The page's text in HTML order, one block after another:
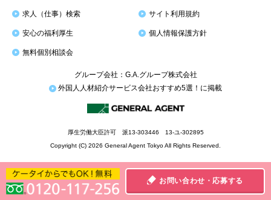
お問い合わせ・応募する
求人（仕事）検索 サイト利用規約
安心の福利厚生 個人情報保護方針
無料個別相談会
グループ会社：G.A.グループ株式会社
外国人人材紹介サービス会社おすすめ5選！に掲載
厚生労働大臣許可 派13-303446 13-ユ-302895
Copyright (C) 2026 General Agent Tokyo All Rights Reserved.